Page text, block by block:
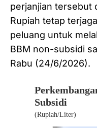
perjanjian tersebut
Rupiah tetap
peluang untuk
BBM non-subsidi
Rabu (24/6/2026).